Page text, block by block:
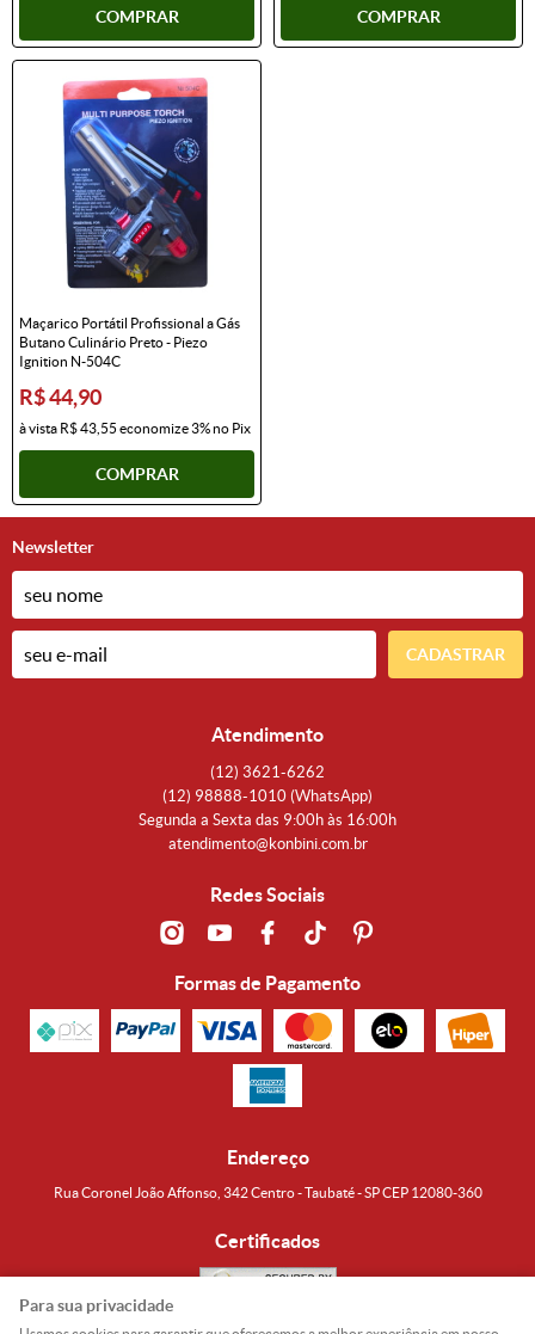
COMPRAR COMPRAR
Maçarico Portátil Profissional a Gás
Butano Culinário Preto - Piezo
Ignition N-504C
R$ 44,90
à vista R$ 43,55 economize3%no Pix
COMPRAR
Newsletter
CADASTRAR
Atendimento
(12) 3621-6262
(12) 98888-1010 (WhatsApp)
Segunda a Sexta das 9:00h às 16:00h
atendimento@konbini.com.br
Redes Sociais
Formas de Pagamento
Endereço
Rua Coronel João Affonso, 342 Centro - Taubaté - SP CEP 12080-360
Certificados
Para sua privacidade